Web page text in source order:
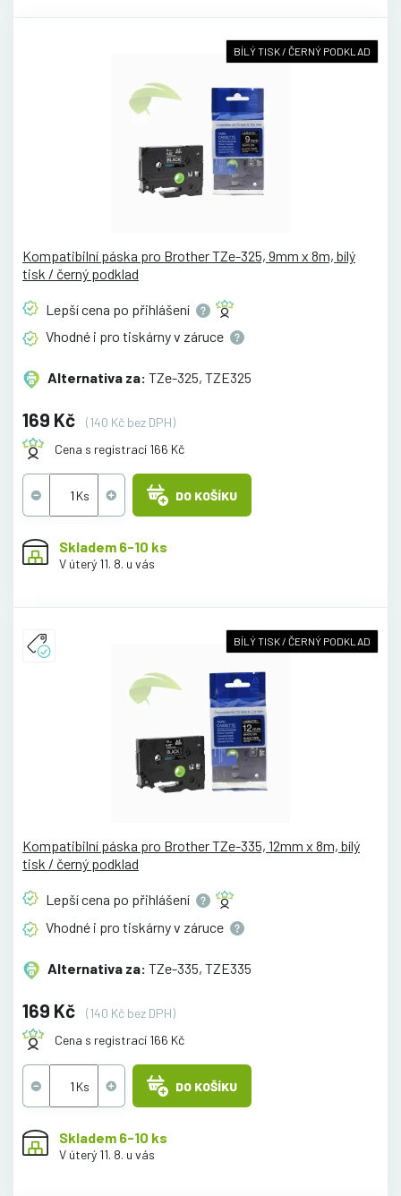
BÍLÝ TISK / ČERNÝ PODKLAD
Kompatibilní páska pro Brother TZe-325, 9mm x 8m, bílý
tisk / černý podklad
Lepší cena po přihlášení
Vhodné i pro tiskárny v záruce
Alternativa za: TZe-325, TZE325
169 Kč
(140 Kč bez DPH)
Cena s registrací 166 Kč
DO KOŠÍKU
Skladem 6-10 ks
V úterý 11. 8. u vás
BÍLÝ TISK / ČERNÝ PODKLAD
Kompatibilní páska pro Brother TZe-335, 12mm x 8m, bílý
tisk / černý podklad
Lepší cena po přihlášení
Vhodné i pro tiskárny v záruce
Alternativa za: TZe-335, TZE335
169 Kč
(140 Kč bez DPH)
Cena s registrací 166 Kč
DO KOŠÍKU
Skladem 6-10 ks
V úterý 11. 8. u vás